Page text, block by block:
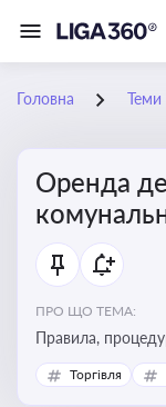
Головна Теми
Оренда
ПРО ЩО ТЕМА:
Правила,
державного та
використання
Торгівля